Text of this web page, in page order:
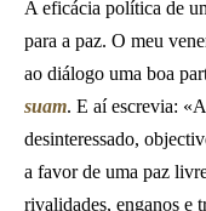
A eficácia política de
para a paz. O meu
ao diálogo uma boa
suam. E aí escrevia:
desinteressado,
a favor de uma paz
rivalidades, enganos e